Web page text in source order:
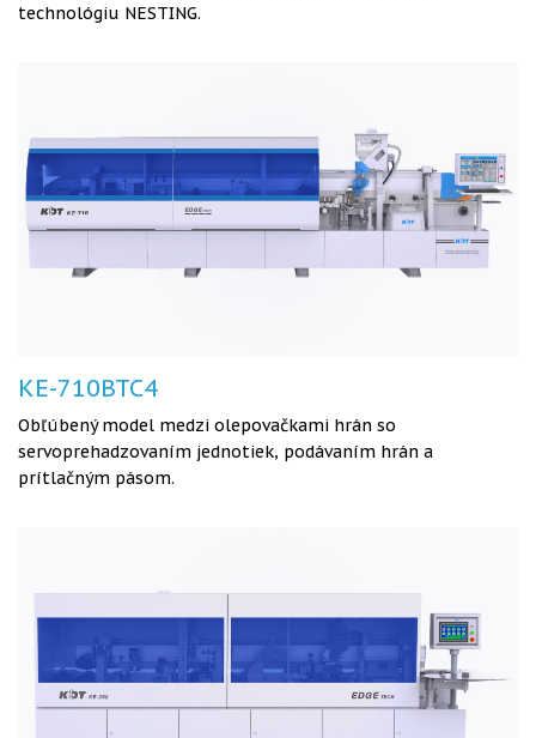
technológiu NESTING.
KE-710BTC4
Obľúbený model medzi olepovačkami hrán so
servoprehadzovaním jednotiek, podávaním hrán a
prítlačným pásom.